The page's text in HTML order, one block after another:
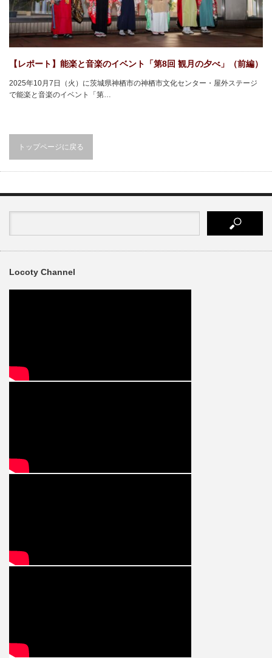
【レポート】能楽と音楽のイベント「第8回 観月の夕べ」（前編）
2025年10月7日（火）に茨城県神栖市の神栖市文化センター・屋外ステージ
で能楽と音楽のイベント「第…
トップページに戻る
Locoty Channel